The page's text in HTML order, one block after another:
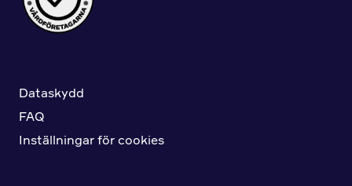
Dataskydd
FAQ
Inställningar för cookies